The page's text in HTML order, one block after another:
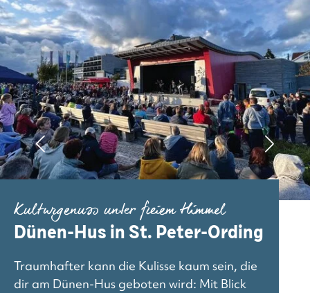
Kulturgenuss unter freiem Himmel
Dünen-Hus in St. Peter-Ording
Traumhafter kann die Kulisse kaum sein, die
dir am Dünen-Hus geboten wird: Mit Blick